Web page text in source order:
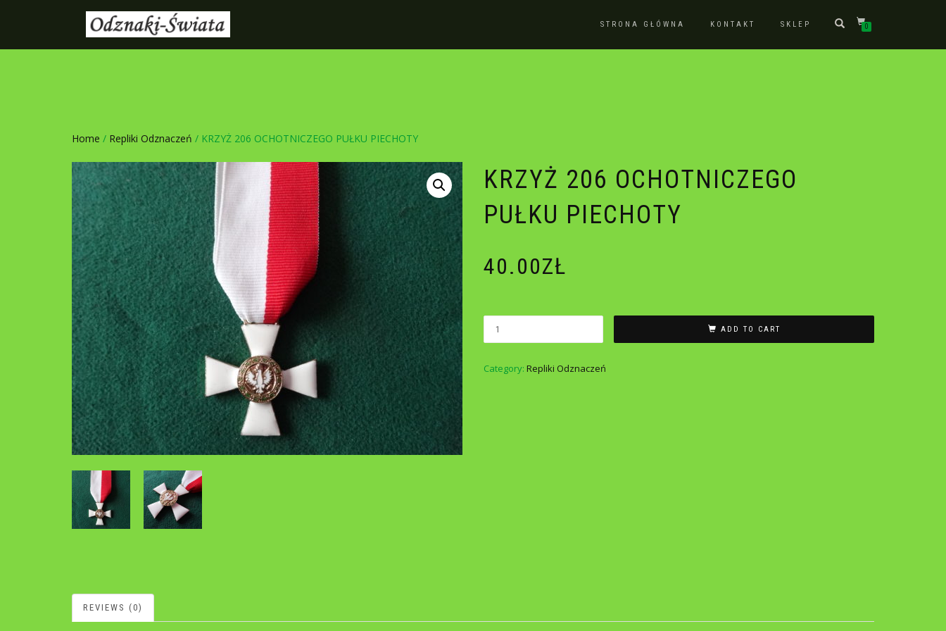
STRONA GŁÓWNA KONTAKT SKLEP 0
Home / Repliki Odznaczeń / KRZYŻ 206 OCHOTNICZEGO PUŁKU PIECHOTY
KRZYŻ 206 OCHOTNICZEGO
PUŁKU PIECHOTY
40.00ZŁ
ADD TO CART
Category: Repliki Odznaczeń
REVIEWS (0)